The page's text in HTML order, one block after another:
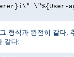
\"%{User-
형식과 완전히 같다.
같다: